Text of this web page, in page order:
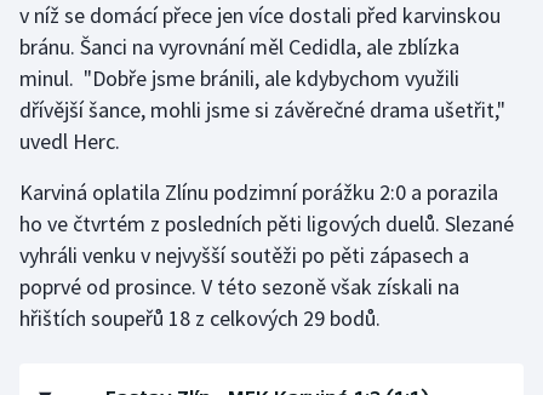
Sportovní střelba
Stolní tenis
Triatlon
Veslování
Vodní slalom
Volejbal
v níž se domácí přece jen více dostali před karvinskou
bránu. Šanci na vyrovnání měl Cedidla, ale zblízka
minul. "Dobře jsme bránili, ale kdybychom využili
dřívější šance, mohli jsme si závěrečné drama ušetřit,"
uvedl Herc.
Karviná oplatila Zlínu podzimní porážku 2:0 a porazila
ho ve čtvrtém z posledních pěti ligových duelů. Slezané
vyhráli venku v nejvyšší soutěži po pěti zápasech a
poprvé od prosince. V této sezoně však získali na
hřištích soupeřů 18 z celkových 29 bodů.